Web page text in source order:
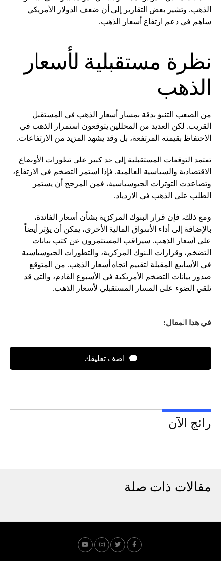
الذهب. وتشير بعض التقارير إلى أن ضعف الدولار الأمريكي
ساهم في دعم ارتفاع أسعار الذهب.
نظرة مستقبلية لأسعار
الذهب
من الصعب التنبؤ بدقة بمسار أسعار الذهب في المستقبل
القريب. لكن العديد من المحللين يتوقعون استمرار الذهب في
الاحتفاظ بقيمته المرتفعة، بل وقد يشهد المزيد من الارتفاعات.
تعتمد التوقعات المستقبلية إلى حد كبير على تطورات الأوضاع
الاقتصادية والسياسية العالمية. فإذا استمر التضخم في الارتفاع،
وتصاعدت التوترات الجيوسياسية، فمن المرجح أن يستمر
الطلب على الذهب في الازدياد.
ومع ذلك، فإن قرار البنوك المركزية بشأن أسعار الفائدة،
بالإضافة إلى أداء الأسواق المالية الأخرى، يمكن أن يؤثر أيضاً
على أسعار الذهب. سيراقب المستثمرون عن كثب بيانات
التضخم، وقرارات البنوك المركزية، والتطورات الجيوسياسية
في الأسابيع المقبلة لتقييم اتجاه أسعار الذهب. من المتوقع
صدور بيانات التضخم الأمريكية في الأسبوع القادم، والتي قد
تلقي الضوء على المسار المستقبلي لأسعار الذهب.
في هذا المقال:
اضف تعليقك
رائج الآن
مقالات ذات صلة